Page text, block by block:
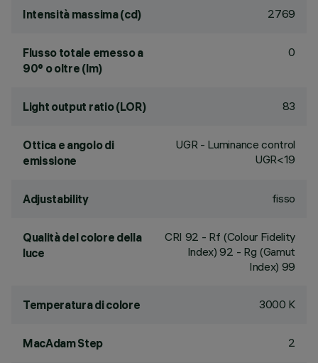
Intensità massima (cd) 2769
Flusso totale emesso a
90° o oltre (lm)
0
Light output ratio (LOR) 83
Ottica e angolo di
emissione
UGR - Luminance control
UGR<19
Adjustability fisso
Qualità del colore della
luce
CRI 92 - Rf (Colour Fidelity
Index) 92 - Rg (Gamut
Index) 99
Temperatura di colore 3000 K
MacAdam Step 2